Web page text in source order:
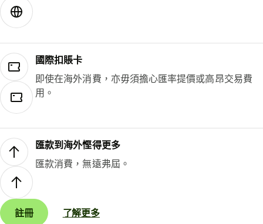
國際扣賬卡
即使在海外消費，亦毋須擔心匯率提價或高昂交易費
用。
匯款到海外慳得更多
匯款消費，無遠弗屆。
註冊 了解更多